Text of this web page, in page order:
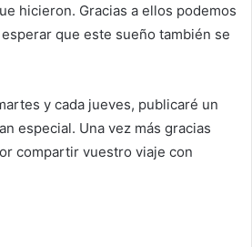
hicieron. Gracias a ellos podemos
que este sueño también se
y cada jueves, publicaré un
especial. Una vez más gracias
compartir vuestro viaje con